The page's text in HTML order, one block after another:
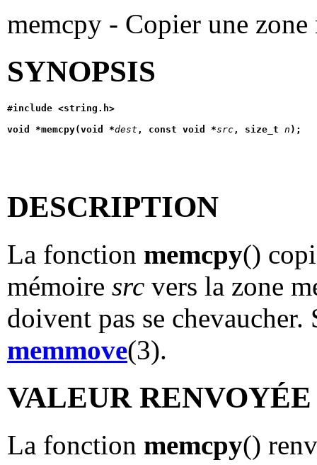
memcpy - Copier une
SYNOPSIS
#include <string.h>
void *memcpy(void *dest , const void *src , size_t n );
DESCRIPTION
La fonction memcpy()
mémoire src vers la zone
doivent pas se
memmove(3).
VALEUR RENVOYÉE
La fonction memcpy()